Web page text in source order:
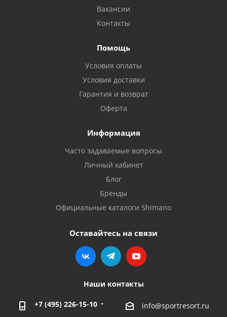
Вакансии
Контакты
Помощь
Условия оплаты
Условия доставки
Гарантия и возврат
Оферта
Информация
Часто задаваемые вопросы
Личный кабинет
Блог
Бренды
Официальные каталоги Shimano
Оставайтесь на связи
Наши контакты
+7 (495) 226-15-10 info@sportresort.ru